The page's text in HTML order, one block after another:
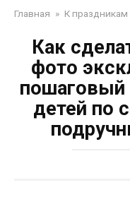
Главная » К праздникам
Как
фото
пошаговый
детей по